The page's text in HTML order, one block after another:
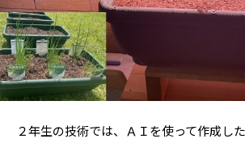
２年生の技術では、ＡＩを使って作成し